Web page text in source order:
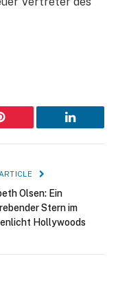
LinkedIn
Olsen: Ein
Stern im
Hollywoods